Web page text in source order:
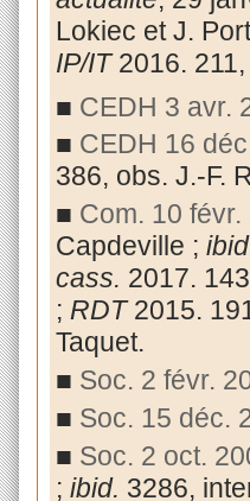
Lokiec et J.
IP/IT2016. 211,
■ CEDH 3 avr.
■ CEDH 16
386, obs. J.-F.
■ Com. 10
Capdeville ;
cass. 2017.
; RDT2015.
Taquet.
■ Soc. 2 févr.
■ Soc. 15 déc.
■ Soc. 2 oct.
; ibid. 3286,